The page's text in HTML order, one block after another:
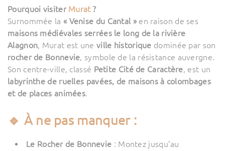
Pourquoi visiter Murat?
Surnommée la « Venise du Cantal »en raison de ses
maisons médiévales serrées le long de la rivière
Alagnon, Murat est une ville historique dominée par son
rocher de Bonnevie, symbole de la résistance auvergne.
Son centre-ville, classé Petite Cité de Caractère, est un
labyrinthe de ruelles pavées, de maisons à colombages
et de places animées.
🔹 À ne pas manquer :
Le Rocher de Bonnevie : Montez jusqu’au